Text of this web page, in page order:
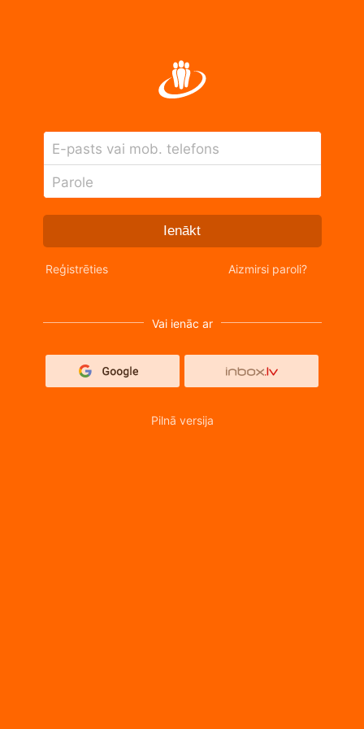
E-pasts vai mob. telefons
Parole
Ienākt
Reģistrēties Aizmirsi paroli?
Vai ienāc ar
Pilnā versija